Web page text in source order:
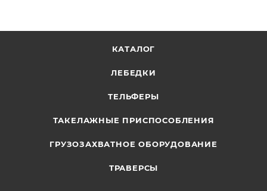
КАТАЛОГ
ЛЕБЕДКИ
ТЕЛЬФЕРЫ
ТАКЕЛАЖНЫЕ ПРИСПОСОБЛЕНИЯ
ГРУЗОЗАХВАТНОЕ ОБОРУДОВАНИЕ
ТРАВЕРСЫ